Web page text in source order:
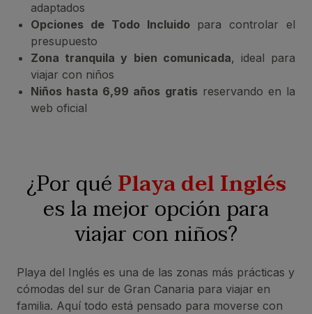
adaptados
Opciones de Todo Incluidopara controlar el
presupuesto
Zona tranquila y bien comunicada, ideal para
viajar con niños
Niños hasta 6,99 años gratisreservando en la
web oficial
¿Por quéPlaya del Inglés
es la mejor opción para
viajar con niños?
Playa del Inglés es una de las zonas más prácticas y
cómodas del sur de Gran Canaria para viajar en
familia. Aquí todo está pensado para moverse con